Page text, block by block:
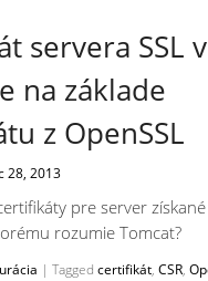
servera SSL v
na základe
z OpenSSL
28, 2013
pre server získané
rozumie Tomcat?
|Tagged certifikát,CSR,